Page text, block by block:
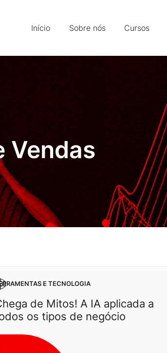
Início Sobre nós Cursos
Vendas
E TECNOLOGIA
de Mitos! A IA aplicada a
os tipos de negócio